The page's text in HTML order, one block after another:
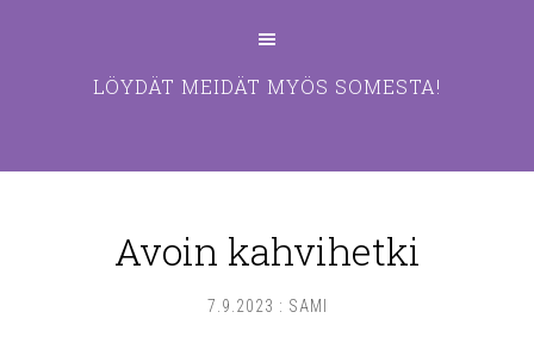
LÖYDÄT MEIDÄT MYÖS SOMESTA!
Avoin kahvihetki
7.9.2023 : SAMI